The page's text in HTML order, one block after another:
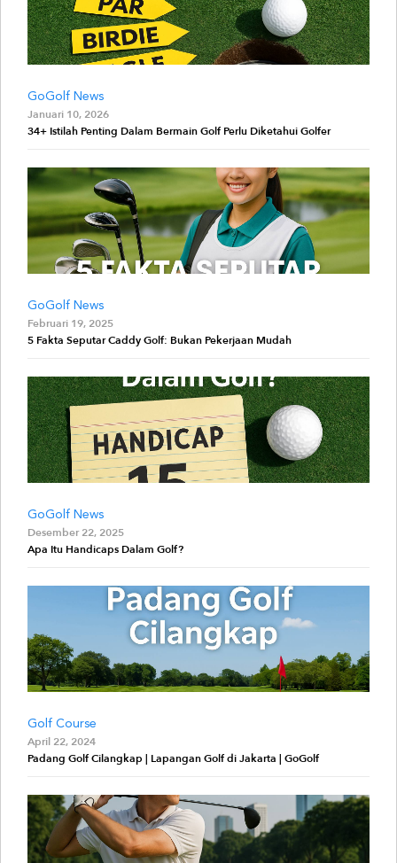
GoGolf News
Januari 10, 2026
34+ Istilah Penting Dalam Bermain Golf Perlu Diketahui Golfer
GoGolf News
Februari 19, 2025
5 Fakta Seputar Caddy Golf: Bukan Pekerjaan Mudah
GoGolf News
Desember 22, 2025
Apa Itu Handicaps Dalam Golf?
Golf Course
April 22, 2024
Padang Golf Cilangkap | Lapangan Golf di Jakarta | GoGolf